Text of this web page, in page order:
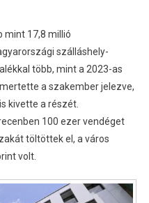
mint 17,8 millió
szálláshely-
több, mint a 2023-as
a szakember jelezve,
kivette a részét.
100 ezer vendéget
töltöttek el, a város
volt.